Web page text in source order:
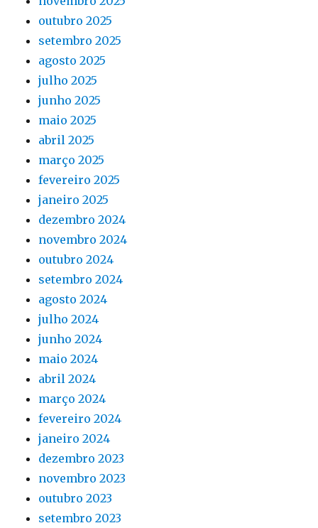
outubro 2025
setembro 2025
agosto 2025
julho 2025
junho 2025
maio 2025
abril 2025
março 2025
fevereiro 2025
janeiro 2025
dezembro 2024
novembro 2024
outubro 2024
setembro 2024
agosto 2024
julho 2024
junho 2024
maio 2024
abril 2024
março 2024
fevereiro 2024
janeiro 2024
dezembro 2023
novembro 2023
outubro 2023
setembro 2023